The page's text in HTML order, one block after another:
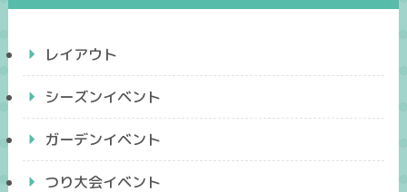
レイアウト
シーズンイベント
ガーデンイベント
つり大会イベント